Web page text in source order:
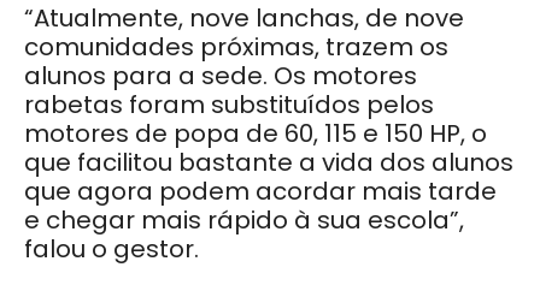
“Atualmente, nove lanchas, de nove
comunidades próximas, trazem os
alunos para a sede. Os motores
rabetas foram substituídos pelos
motores de popa de 60, 115 e 150 HP, o
que facilitou bastante a vida dos alunos
que agora podem acordar mais tarde
e chegar mais rápido à sua escola”,
falou o gestor.